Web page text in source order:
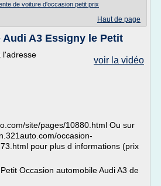
de voiture d'occasion petit prix
Haut de page
Audi A3 Essigny le Petit
voir la vidéo
l'adresse
site/pages/10880.html Ou sur
occasion-
pour plus d informations (prix
Occasion automobile Audi A3 de